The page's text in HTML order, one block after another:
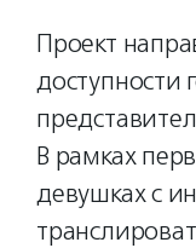
Проект
доступности
В рамках
девушках с